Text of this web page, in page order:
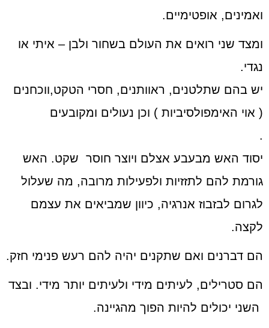
ואמינים, אופטימיים.
ומצד שני רואים את העולם בשחור ולבן – איתי או
נגדי.
יש בהם שתלטנים, ראוותנים, חסרי הטקט,ווכחנים
( אוי האימפולסיביות ) וכן נעולים ומקובעים
.
יסוד האש מבעבע אצלם ויוצר חוסר שקט. האש
גורמת להם לתזזיות ולפעילות מרובה, מה שעלול
לגרום לבזבוז אנרגיה, כיוון שמביאים את עצמם
לקצה.
הם דברנים ואם שתקנים יהיה להם רעש פנימי חזק.
הם סטרילים, לעיתים מידי ולעיתים יותר מידי. ובצד
השני יכולים להיות הפוך מהגיינה.